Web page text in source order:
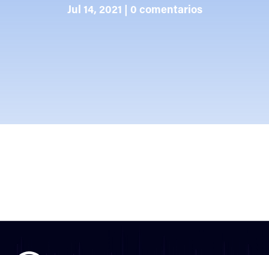
Jul 14, 2021 0 comentarios